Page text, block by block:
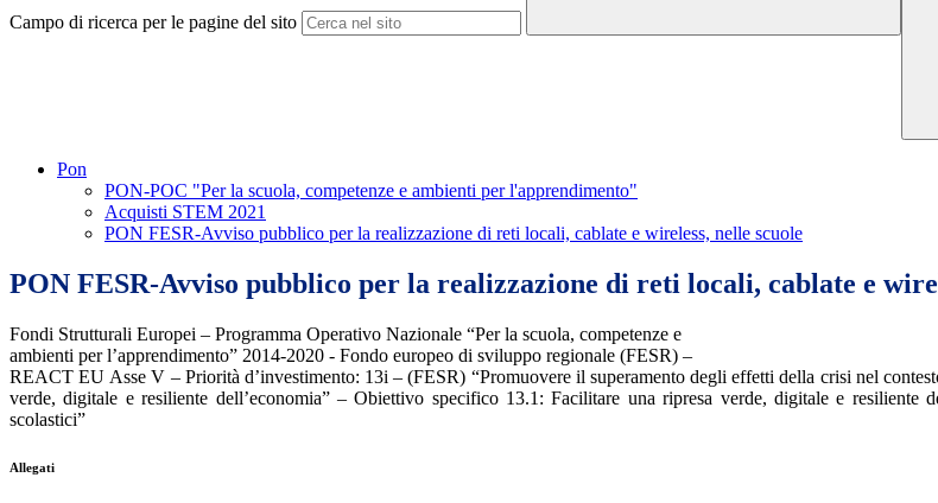
Campo di ricerca per le pagine del sito
Pon
PON-POC "Per la scuola, competenze e ambienti per l'apprendimento"
Acquisti STEM 2021
PON FESR-Avviso pubblico per la realizzazione di reti locali, cablate e wireless, nelle scuole
PON FESR-Avviso pubblico per la realizzazione di reti locali, cablate e
Fondi Strutturali Europei – Programma Operativo Nazionale “Per la scuola, competenze e
ambienti per l’apprendimento” 2014-2020 - Fondo europeo di sviluppo regionale (FESR) –
REACT EU Asse V – Priorità d’investimento: 13i – (FESR) “Promuovere il superamento degli effetti della crisi nel
verde, digitale e resiliente dell’economia” – Obiettivo specifico 13.1: Facilitare una ripresa verde, digitale e
scolastici”
Allegati